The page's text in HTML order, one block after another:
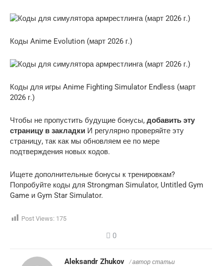
Коды Anime Evolution (март 2026 г.)
Коды для игры Anime Fighting Simulator Endless (март
2026 г.)
Чтобы не пропустить будущие бонусы, добавить эту
страницу в закладки И регулярно проверяйте эту
страницу, так как мы обновляем ее по мере
подтверждения новых кодов.
Ищете дополнительные бонусы к тренировкам?
Попробуйте коды для Strongman Simulator, Untitled Gym
Game и Gym Star Simulator.
Post Views: 175
0
Aleksandr Zhukov / автор статьи